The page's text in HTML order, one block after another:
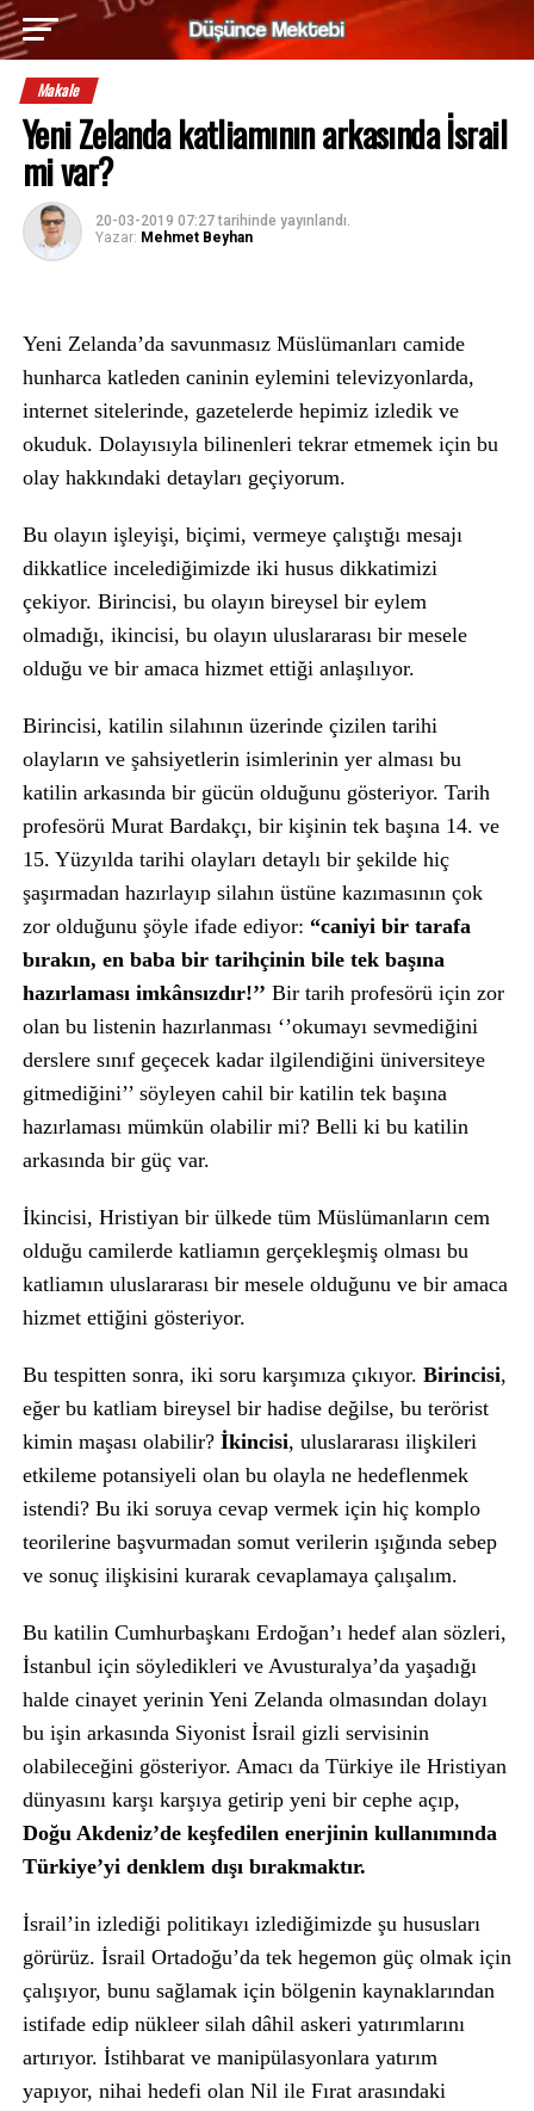
Makale
Yeni Zelanda katliamının arkasında İsrail
mi var?
20-03-2019 07:27tarihinde yayınlandı.
Yazar: Mehmet Beyhan
Yeni Zelanda’da savunmasız Müslümanları camide
hunharca katleden caninin eylemini televizyonlarda,
internet sitelerinde, gazetelerde hepimiz izledik ve
okuduk. Dolayısıyla bilinenleri tekrar etmemek için bu
olay hakkındaki detayları geçiyorum.
Bu olayın işleyişi, biçimi, vermeye çalıştığı mesajı
dikkatlice incelediğimizde iki husus dikkatimizi
çekiyor. Birincisi, bu olayın bireysel bir eylem
olmadığı, ikincisi, bu olayın uluslararası bir mesele
olduğu ve bir amaca hizmet ettiği anlaşılıyor.
Birincisi, katilin silahının üzerinde çizilen tarihi
olayların ve şahsiyetlerin isimlerinin yer alması bu
katilin arkasında bir gücün olduğunu gösteriyor. Tarih
profesörü Murat Bardakçı, bir kişinin tek başına 14. ve
15. Yüzyılda tarihi olayları detaylı bir şekilde hiç
şaşırmadan hazırlayıp silahın üstüne kazımasının çok
zor olduğunu şöyle ifade ediyor: “caniyi bir tarafa
bırakın, en baba bir tarihçinin bile tek başına
hazırlaması imkânsızdır!’’ Bir tarih profesörü için zor
olan bu listenin hazırlanması ‘’okumayı sevmediğini
derslere sınıf geçecek kadar ilgilendiğini üniversiteye
gitmediğini’’ söyleyen cahil bir katilin tek başına
hazırlaması mümkün olabilir mi? Belli ki bu katilin
arkasında bir güç var.
İkincisi, Hristiyan bir ülkede tüm Müslümanların cem
olduğu camilerde katliamın gerçekleşmiş olması bu
katliamın uluslararası bir mesele olduğunu ve bir amaca
hizmet ettiğini gösteriyor.
Bu tespitten sonra, iki soru karşımıza çıkıyor. Birincisi,
eğer bu katliam bireysel bir hadise değilse, bu terörist
kimin maşası olabilir? İkincisi, uluslararası ilişkileri
etkileme potansiyeli olan bu olayla ne hedeflenmek
istendi? Bu iki soruya cevap vermek için hiç komplo
teorilerine başvurmadan somut verilerin ışığında sebep
ve sonuç ilişkisini kurarak cevaplamaya çalışalım.
Bu katilin Cumhurbaşkanı Erdoğan’ı hedef alan sözleri,
İstanbul için söyledikleri ve Avusturalya’da yaşadığı
halde cinayet yerinin Yeni Zelanda olmasından dolayı
bu işin arkasında Siyonist İsrail gizli servisinin
olabileceğini gösteriyor. Amacı da Türkiye ile Hristiyan
dünyasını karşı karşıya getirip yeni bir cephe açıp,
Doğu Akdeniz’de keşfedilen enerjinin kullanımında
Türkiye’yi denklem dışı bırakmaktır.
İsrail’in izlediği politikayı izlediğimizde şu hususları
görürüz. İsrail Ortadoğu’da tek hegemon güç olmak için
çalışıyor, bunu sağlamak için bölgenin kaynaklarından
istifade edip nükleer silah dâhil askeri yatırımlarını
artırıyor. İstihbarat ve manipülasyonlara yatırım
yapıyor, nihai hedefi olan Nil ile Fırat arasındaki